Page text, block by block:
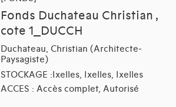
Fonds Duchateau Christian ,
cote 1_DUCCH
Duchateau, Christian (Architecte-
Paysagiste)
STOCKAGE :Ixelles, Ixelles, Ixelles
ACCES : Accès complet, Autorisé